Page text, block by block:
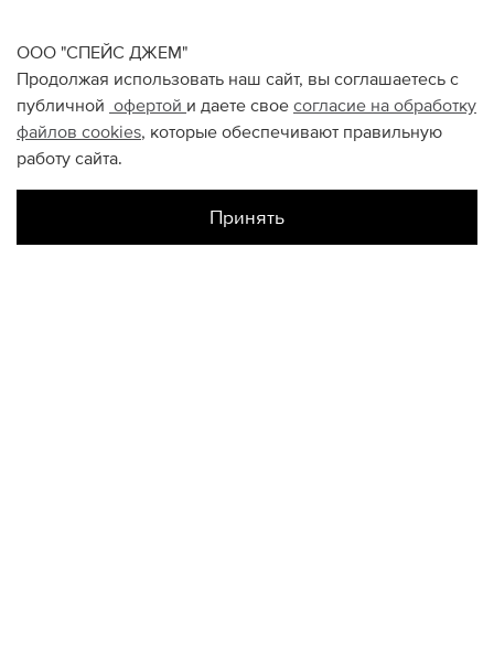
ООО "СПЕЙС ДЖЕМ"
Продолжая использовать наш сайт, вы соглашаетесь с
публичной офертой и даете свое согласие на обработку
файлов cookies, которые обеспечивают правильную
работу сайта.
Принять